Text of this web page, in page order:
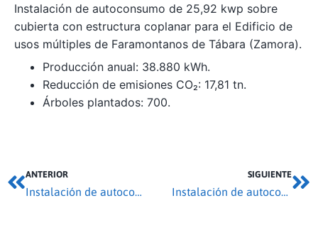
Instalación de autoconsumo de 25,92 kwp sobre
cubierta con estructura coplanar para el Edificio de
usos múltiples de Faramontanos de Tábara (Zamora).
Producción anual: 38.880 kWh.
Reducción de emisiones CO₂: 17,81 tn.
Árboles plantados: 700.
ANTERIOR SIGUIENTE